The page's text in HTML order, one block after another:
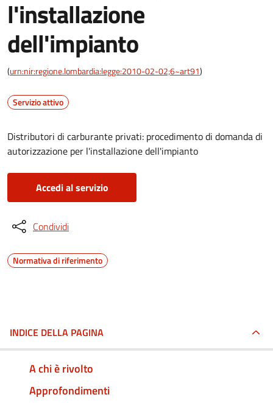
l'installazione
dell'impianto
(urn:nir:regione.lombardia:legge:2010-02-02;6~art91)
Servizio attivo
Distributori di carburante privati: procedimento di domanda di
autorizzazione per l'installazione dell'impianto
Accedi al servizio
Condividi
Normativa di riferimento
INDICE DELLA PAGINA
A chi è rivolto
Approfondimenti